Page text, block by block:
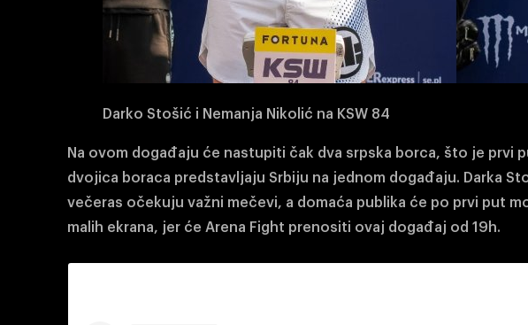
Darko Stošić i Nemanja Nikolić na KSW 84
Na ovom događaju će nastupiti čak dva srpska borca, što je prvi
dvojica boraca predstavljaju Srbiju na jednom događaju. Darka
večeras očekuju važni mečevi, a domaća publika će po prvi put
malih ekrana, jer će Arena Fight prenositi ovaj događaj od 19h.